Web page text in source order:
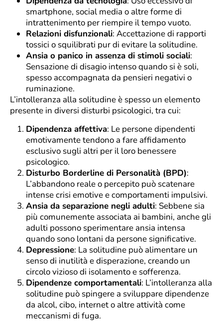
smartphone, social media o altre forme di
intrattenimento per riempire il tempo vuoto.
Relazioni disfunzionali: Accettazione di rapporti
tossici o squilibrati pur di evitare la solitudine.
Ansia o panico in assenza di stimoli sociali:
Sensazione di disagio intenso quando si è soli,
spesso accompagnata da pensieri negativi o
ruminazione.
L’intolleranza alla solitudine è spesso un elemento
presente in diversi disturbi psicologici, tra cui:
Dipendenza affettiva: Le persone dipendenti
emotivamente tendono a fare affidamento
esclusivo sugli altri per il loro benessere
psicologico.
Disturbo Borderline di Personalità (BPD):
L’abbandono reale o percepito può scatenare
intense crisi emotive e comportamenti impulsivi.
Ansia da separazione negli adulti: Sebbene sia
più comunemente associata ai bambini, anche gli
adulti possono sperimentare ansia intensa
quando sono lontani da persone significative.
Depressione: La solitudine può alimentare un
senso di inutilità e disperazione, creando un
circolo vizioso di isolamento e sofferenza.
Dipendenze comportamentali: L’intolleranza alla
solitudine può spingere a sviluppare dipendenze
da alcol, cibo, internet o altre attività come
meccanismi di fuga.